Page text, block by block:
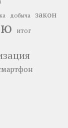
добыча закон
итог